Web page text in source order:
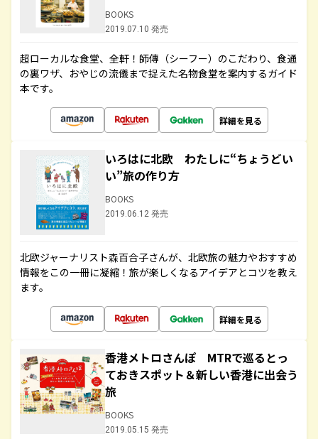
BOOKS
2019.07.10 発売
超ローカルな食堂、全軒！師傳（シーフー）のこだわり、食通
の裏ワザ、おやじの流儀まで捉えた名物食堂を案内するガイド
本です。
詳細を見る
いろはに北欧 わたしに“ちょうどい
い”旅の作り方
BOOKS
2019.06.12 発売
北欧ジャーナリスト森百合子さんが、北欧旅の魅力やおすすめ
情報をこの一冊に凝縮！旅が楽しくなるアイデアとコツを教え
ます。
詳細を見る
香港メトロさんぽ MTRで巡るとっ
ておきスポット＆新しい香港に出会う
旅
BOOKS
2019.05.15 発売